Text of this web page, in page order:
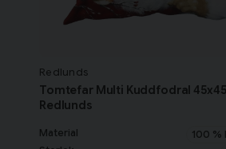
Redlunds
Tomtefar Multi Kuddfodral 45x45
Redlunds
Material
100 %